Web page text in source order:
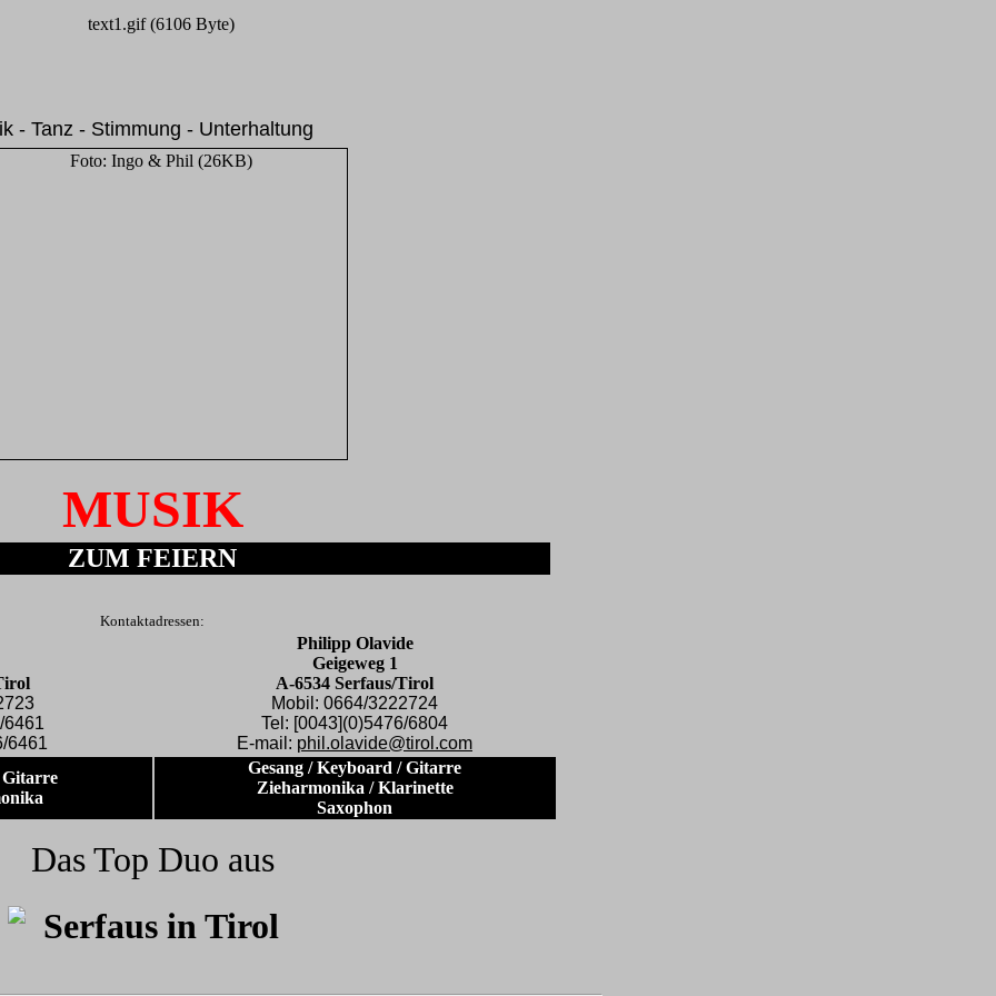
- Tanz - Stimmung - Unterhaltung
MUSIK
ZUM FEIERN
Kontaktadressen:
6461
6461
Philipp Olavide
Geigeweg 1
A-6534 Serfaus/Tirol
Mobil: 0664/3222724
Tel: [0043](0)5476/6804
E-mail: phil.olavide@tirol.com
Gitarre
Gesang / Keyboard / Gitarre
Zieharmonika / Klarinette
Saxophon
Das Top Duo aus